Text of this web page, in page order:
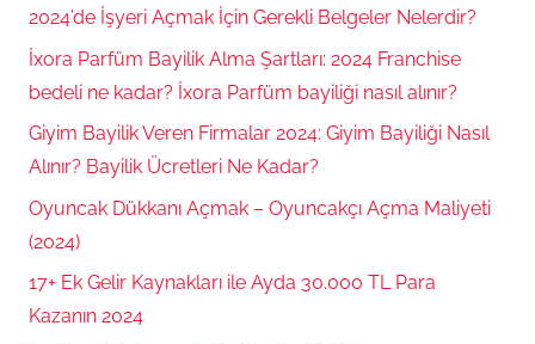
2024’de İşyeri Açmak İçin Gerekli Belgeler Nelerdir?
İxora Parfüm Bayilik Alma Şartları: 2024 Franchise
bedeli ne kadar? İxora Parfüm bayiliği nasıl alınır?
Giyim Bayilik Veren Firmalar 2024: Giyim Bayiliği Nasıl
Alınır? Bayilik Ücretleri Ne Kadar?
Oyuncak Dükkanı Açmak – Oyuncakçı Açma Maliyeti
(2024)
17+ Ek Gelir Kaynakları ile Ayda 30.000 TL Para
Kazanın 2024